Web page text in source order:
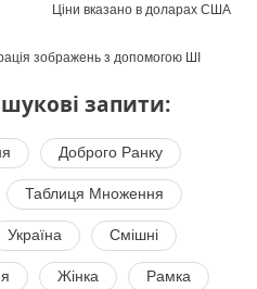
Ціни вказано в доларах США
зображень з допомогою ШІ
запити:
Доброго Ранку
Таблиця Множення
Україна Смішні
Жінка Рамка